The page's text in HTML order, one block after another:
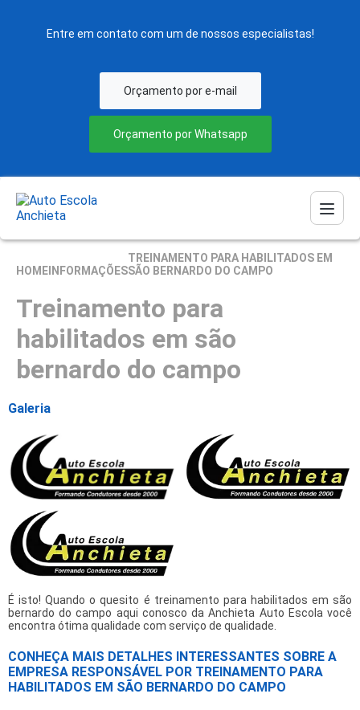
Entre em contato com um de nossos especialistas!
Orçamento por e-mail
Orçamento por Whatsapp
HOME INFORMAÇÕES
TREINAMENTO PARA HABILITADOS EM
SÃO BERNARDO DO CAMPO
Treinamento para
habilitados em são
bernardo do campo
Galeria
É isto! Quando o quesito é treinamento para habilitados em são
bernardo do campo aqui conosco da Anchieta Auto Escola você
encontra ótima qualidade com serviço de qualidade.
CONHEÇA MAIS DETALHES INTERESSANTES SOBRE A
EMPRESA RESPONSÁVEL POR TREINAMENTO PARA
HABILITADOS EM SÃO BERNARDO DO CAMPO